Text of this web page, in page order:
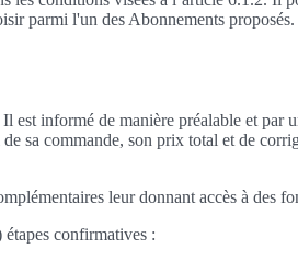
parmi l'un des Abonnements proposés.
informé de manière préalable et
sa commande, son prix total et de
leur donnant accès à des
confirmatives :